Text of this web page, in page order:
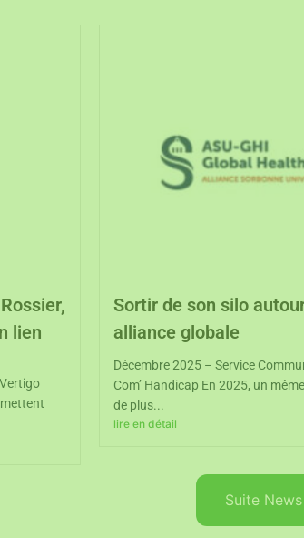
lien
Sortir de son silo
alliance globale
Décembre 2025 – Service
Com’ Handicap En 2025, un
de plus...
lire en détail
Suite News